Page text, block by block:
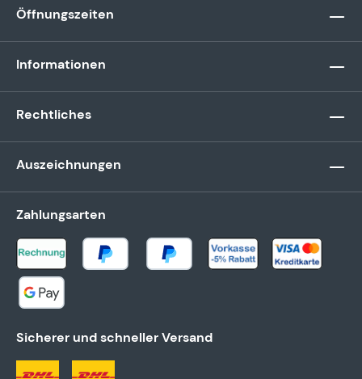
Öffnungszeiten
Informationen
Rechtliches
Auszeichnungen
Zahlungsarten
Sicherer und schneller Versand